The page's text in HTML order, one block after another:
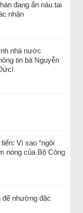
đang ẩn náu tại
nhận
nhà nước
tin bà Nguyễn
Vì sao “ngôi
nóng của Bộ Công
nhường đặc